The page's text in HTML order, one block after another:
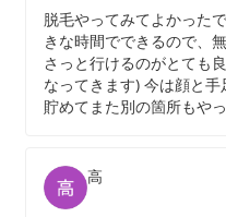
脱毛やってみてよかった
きな時間でできるので、
さっと行けるのがとても
なってきます) 今は顔と
貯めてまた別の箇所もや
高